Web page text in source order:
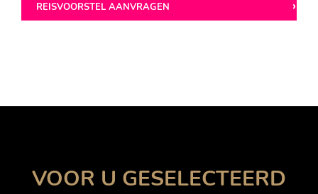
REISVOORSTEL AANVRAGEN
VOOR U GESELECTEERD